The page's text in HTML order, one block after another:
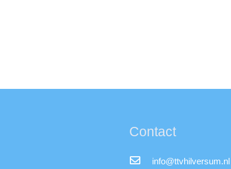
Contact
info@ttvhilversum.nl